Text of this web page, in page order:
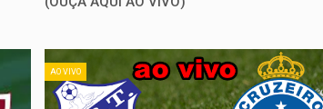
AO VIVO